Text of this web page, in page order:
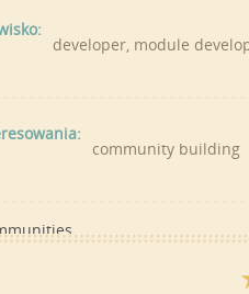
developer, module
community building